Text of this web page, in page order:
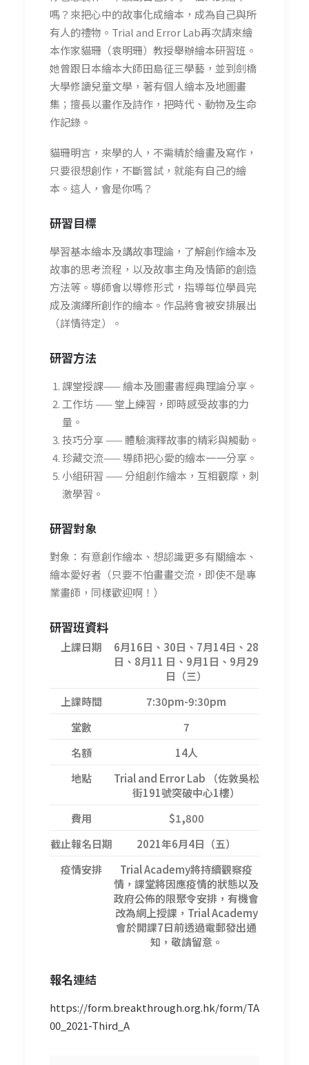
嗎？來把心中的故事化成繪本，成為自己與所
有人的禮物。Trial and Error Lab再次請來繪
本作家貓珊（袁明珊）教授舉辦繪本研習班。
她曾跟日本繪本大師田島征三學藝，並到劍橋
大學修讀兒童文學，著有個人繪本及地圖畫
集；擅長以畫作及詩作，把時代、動物及生命
作記錄。
貓珊明言，來學的人，不需精於繪畫及寫作，
只要很想創作，不斷嘗試，就能有自己的繪
本。這人，會是你嗎？
研習目標
學習基本繪本及講故事理論，了解創作繪本及
故事的思考流程，以及故事主角及情節的創造
方法等。導師會以導修形式，指導每位學員完
成及演繹所創作的繪本。作品將會被安排展出
（詳情待定）。
研習方法
課堂授課—— 繪本及圖畫書經典理論分享。
工作坊 —— 堂上練習，即時感受故事的力
量。
技巧分享 —— 體驗演釋故事的精彩與觸動。
珍藏交流—— 導師把心愛的繪本一一分享。
小組研習 —— 分組創作繪本，互相觀摩，刺
激學習。
研習對象
對象：有意創作繪本、想認識更多有關繪本、
繪本愛好者（只要不怕畫畫交流，即使不是專
業畫師，同樣歡迎啊！）
研習班資料
上課日期
6月16日、30日、7月14日、28
日、8月11 日、9月1日、9月29
日（三）
上課時間
7:30pm-9:30pm
堂數
7
名額
14人
地點
Trial and Error Lab （佐敦吳松
街191號突破中心1樓）
費用
$1,800
截止報名日期
2021年6月4日（五）
疫情安排
Trial Academy將持續觀察疫
情，課堂將因應疫情的狀態以及
政府公佈的限聚令安排，有機會
改為網上授課，Trial Academy
會於開課7日前透過電郵發出通
知，敬請留意。
報名連結
https://form.breakthrough.org.hk/form/TA
00_2021-Third_A